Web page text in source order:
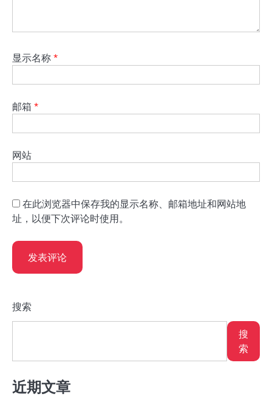
显示名称 *
邮箱 *
网站
在此浏览器中保存我的显示名称、邮箱地址和网站地
址，以便下次评论时使用。
搜索
搜
索
近期文章